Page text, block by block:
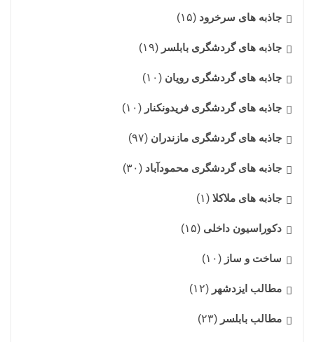
جاذبه های سرخرود (۱۵)
جاذبه های گردشگری بابلسر (۱۹)
جاذبه های گردشگری رویان (۱۰)
جاذبه های گردشگری فریدونکنار (۱۰)
جاذبه های گردشگری مازندران (۹۷)
جاذبه های گردشگری محمودآباد (۳۰)
جاذبه های ملاکلا (۱)
دکوراسیون داخلی (۱۵)
ساخت و ساز (۱۰)
مطالب ایزدشهر (۱۲)
مطالب بابلسر (۲۳)